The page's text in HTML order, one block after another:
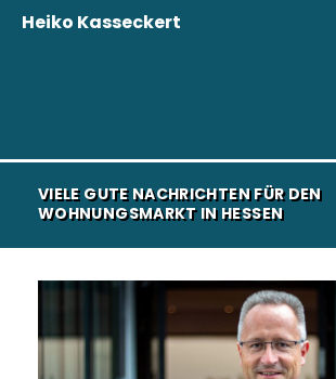
Heiko Kasseckert
VIELE GUTE NACHRICHTEN FÜR DEN
WOHNUNGSMARKT IN HESSEN